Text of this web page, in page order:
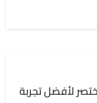
لأفضل تجربة